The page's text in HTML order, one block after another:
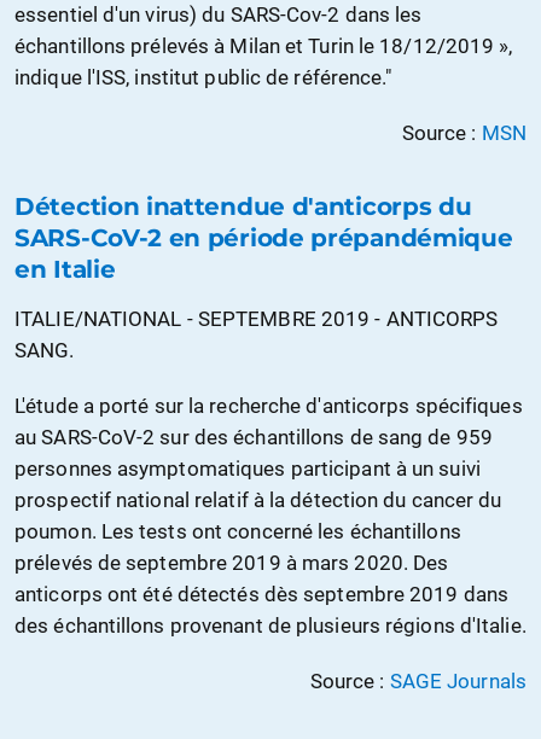
essentiel d'un virus) du SARS-Cov-2 dans les
échantillons prélevés à Milan et Turin le 18/12/2019 »,
indique l'ISS, institut public de référence."
Source : MSN
Détection inattendue d'anticorps du
SARS-CoV-2 en période prépandémique
en Italie
ITALIE/NATIONAL - SEPTEMBRE 2019 - ANTICORPS
SANG.
L'étude a porté sur la recherche d'anticorps spécifiques
au SARS-CoV-2 sur des échantillons de sang de 959
personnes asymptomatiques participant à un suivi
prospectif national relatif à la détection du cancer du
poumon. Les tests ont concerné les échantillons
prélevés de septembre 2019 à mars 2020. Des
anticorps ont été détectés dès septembre 2019 dans
des échantillons provenant de plusieurs régions d'Italie.
Source : SAGE Journals